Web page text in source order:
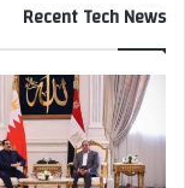
Recent Tech News